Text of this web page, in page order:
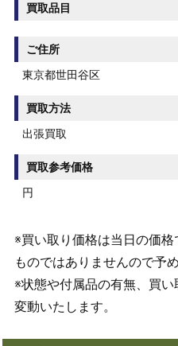
買取品目
ご住所
東京都世田谷区
買取方法
出張買取
買取参考価格
円
※買い取り価格は当日の価
ものではありませんので予
※状態や付属品の有無、買
変動いたします。